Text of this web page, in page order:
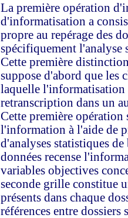
La première opération
d'informatisation a
propre au repérage des
spécifiquement l'analyse
Cette première
suppose d'abord que les
laquelle l'informatisation
retranscription dans un
Cette première opération
l'information à l'aide de
d'analyses statistiques
données recense
variables objectives
seconde grille constitue
présents dans chaque
références entre dossiers